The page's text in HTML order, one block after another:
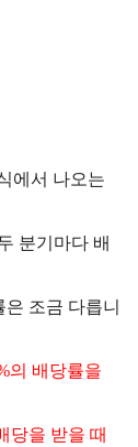
에서 나오는
분기마다 배
조금 다릅니
의 배당률을
당을 받을 때